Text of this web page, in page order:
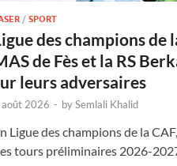
/SPORT
des champions de
de Fès et la RS
leurs adversaires
2026 - bySemlali Khalid
Ligue des champions de la
tours préliminaires 2026-